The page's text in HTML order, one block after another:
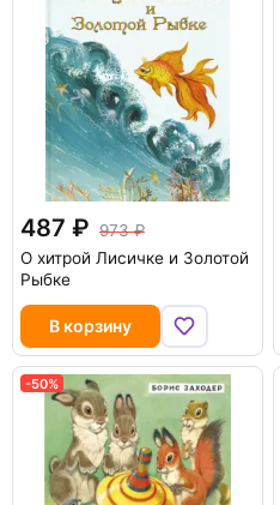
487
973
О хитрой Лисичке и Золотой
Рыбке
В корзину
-50%